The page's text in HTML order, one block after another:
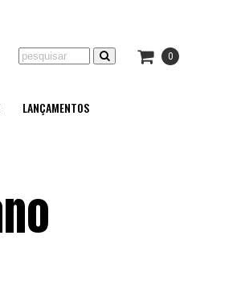
0
LANÇAMENTOS